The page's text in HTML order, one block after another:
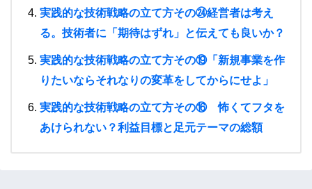
実践的な技術戦略の立て方その㉔経営者は考え
る。技術者に「期待はずれ」と伝えても良いか？
実践的な技術戦略の立て方その⑲「新規事業を作
りたいならそれなりの変革をしてからにせよ」
実践的な技術戦略の立て方その⑯ 怖くてフタを
あけられない？利益目標と足元テーマの総額